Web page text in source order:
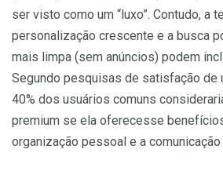
ser visto como um “luxo”. Contudo, a
personalização crescente e a busca
mais limpa (sem anúncios) podem
Segundo pesquisas de satisfação de
40% dos usuários comuns
premium se ela oferecesse
organização pessoal e a comunicação